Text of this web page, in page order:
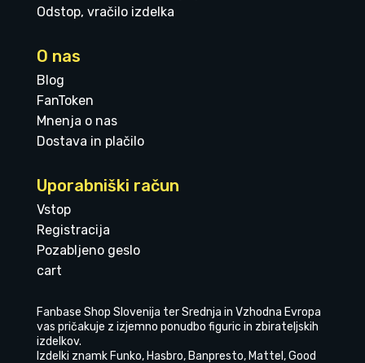
Odstop, vračilo izdelka
O nas
Blog
FanToken
Mnenja o nas
Dostava in plačilo
Uporabniški račun
Vstop
Registracija
Pozabljeno geslo
cart
Fanbase Shop Slovenija ter Srednja in Vzhodna Evropa
vas pričakuje z izjemno ponudbo figuric in zbirateljskih
izdelkov.
Izdelki znamk Funko, Hasbro, Banpresto, Mattel, Good